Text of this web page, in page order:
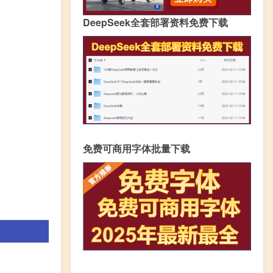
DeepSeek全套部署资料免费下载
免费可商用字体批量下载